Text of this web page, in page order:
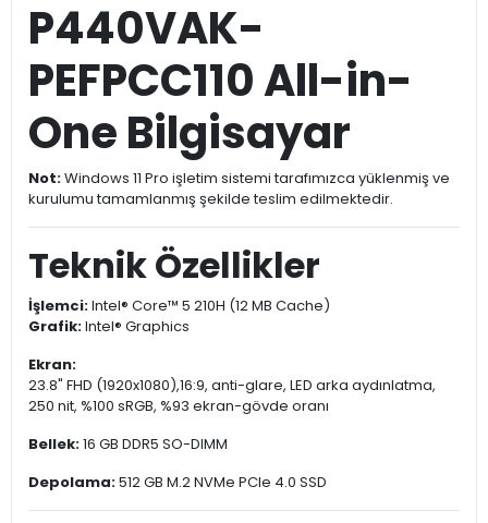
Yorumlar
ASUS AIO
P440VAK-
PEFPCC110 All-in-
One Bilgisayar
Not:Windows 11 Pro işletim sistemi tarafımızca yüklenmiş ve
kurulumu tamamlanmış şekilde teslim edilmektedir.
Teknik Özellikler
İşlemci:Intel® Core™ 5 210H (12 MB Cache)
Grafik:Intel® Graphics